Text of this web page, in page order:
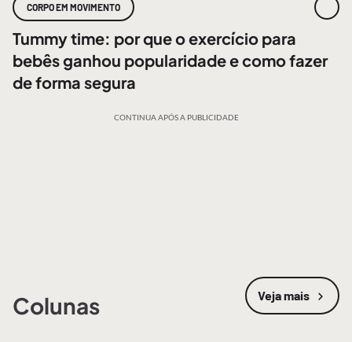
CORPO EM MOVIMENTO
Tummy time: por que o exercício para
bebês ganhou popularidade e como fazer
de forma segura
CONTINUA APÓS A PUBLICIDADE
Colunas Veja mais